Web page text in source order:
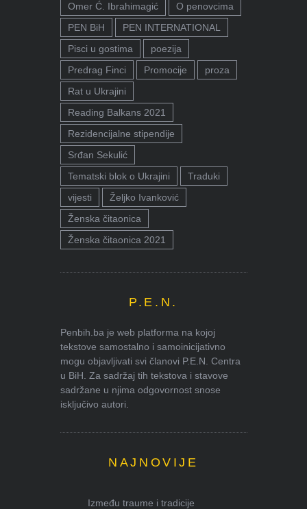
Omer Ć. Ibrahimagić
O penovcima
PEN BiH
PEN INTERNATIONAL
Pisci u gostima
poezija
Predrag Finci
Promocije
proza
Rat u Ukrajini
Reading Balkans 2021
Rezidencijalne stipendije
Srđan Sekulić
Tematski blok o Ukrajini
Traduki
vijesti
Željko Ivanković
Ženska čitaonica
Ženska čitaonica 2021
P.E.N.
Penbih.ba je web platforma na kojoj
tekstove samostalno i samoinicijativno
mogu objavljivati svi članovi P.E.N. Centra
u BiH. Za sadržaj tih tekstova i stavove
sadržane u njima odgovornost snose
isključivo autori.
NAJNOVIJE
Između traume i tradicije